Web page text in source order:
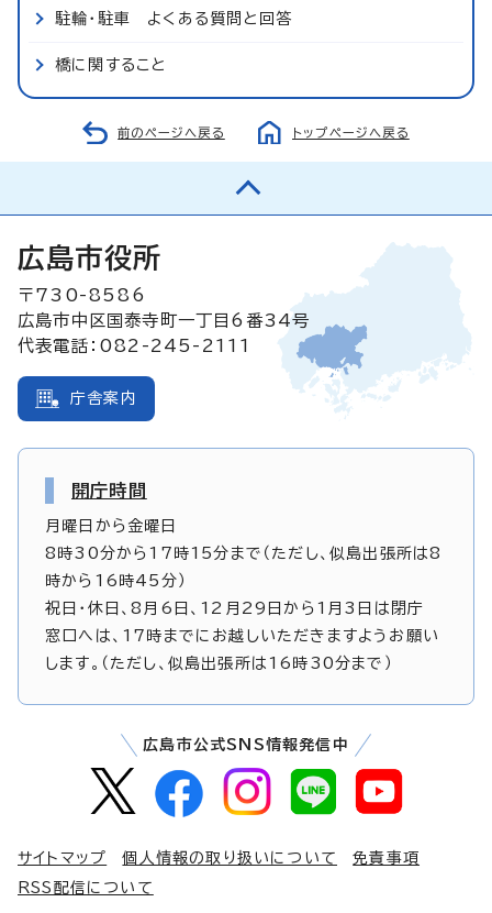
駐輪・駐車 よくある質問と回答
橋に関すること
前のページへ戻る トップページへ戻る
広島市役所
〒730-8586
広島市中区国泰寺町一丁目6番34号
代表電話：082-245-2111
庁舎案内
開庁時間
月曜日から金曜日
8時30分から17時15分まで（ただし、似島出張所は8
時から16時45分）
祝日・休日、8月6日、12月29日から1月3日は閉庁
窓口へは、17時までにお越しいただきますようお願い
します。（ただし、似島出張所は16時30分まで）
広島市公式SNS情報発信中
サイトマップ 個人情報の取り扱いについて
免責事項
RSS配信について